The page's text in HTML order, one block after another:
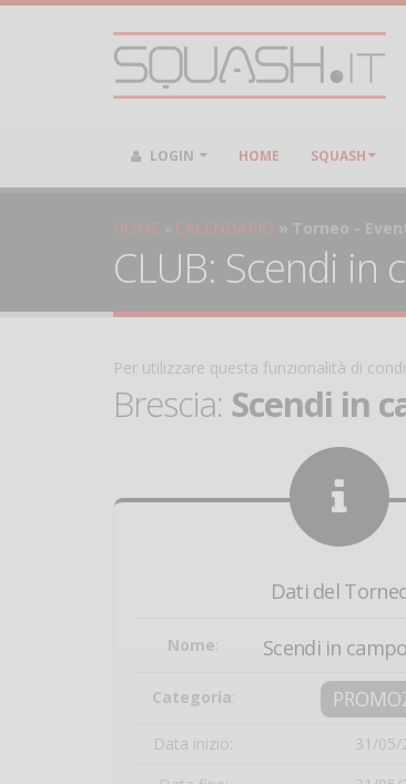
LOGIN HOME SQUASH
HOME CALENDARIO Torneo -
CLUB: Scendi in
Per utilizzare questa funzionalità di
Brescia: Scendi in
Dati del
Nome: Scendi in
Categoria:
Data inizio:
31/05/